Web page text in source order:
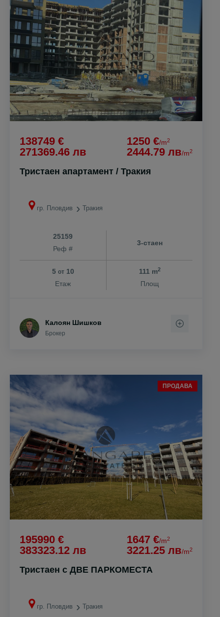
138749 €
271369.46 лв
1250 €/m2
2444.79 лв/m2
Тристаен апартамент / Тракия
гр. Пловдив Тракия
25159
Реф #
3-стаен
5 от10
Етаж
111 m2
Площ
Калоян Шишков
Брокер
ПРОДАВА
195990 €
383323.12 лв
1647 €/m2
3221.25 лв/m2
Тристаен с ДВЕ ПАРКОМЕСТА
гр. Пловдив Тракия